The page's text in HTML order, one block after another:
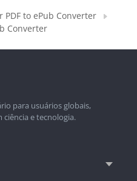
PDF to ePub Converter
Converter
para usuários globais,
e tecnologia.